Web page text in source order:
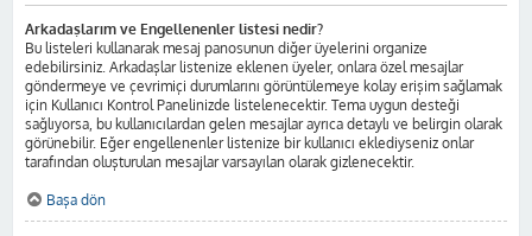
Arkadaşlarım ve Engellenenler listesi nedir?
Bu listeleri kullanarak mesaj panosunun diğer üyelerini organize
edebilirsiniz. Arkadaşlar listenize eklenen üyeler, onlara özel mesajlar
göndermeye ve çevrimiçi durumlarını görüntülemeye kolay erişim sağlamak
için Kullanıcı Kontrol Panelinizde listelenecektir. Tema uygun desteği
sağlıyorsa, bu kullanıcılardan gelen mesajlar ayrıca detaylı ve belirgin olarak
görünebilir. Eğer engellenenler listenize bir kullanıcı eklediyseniz onlar
tarafından oluşturulan mesajlar varsayılan olarak gizlenecektir.
Başa dön